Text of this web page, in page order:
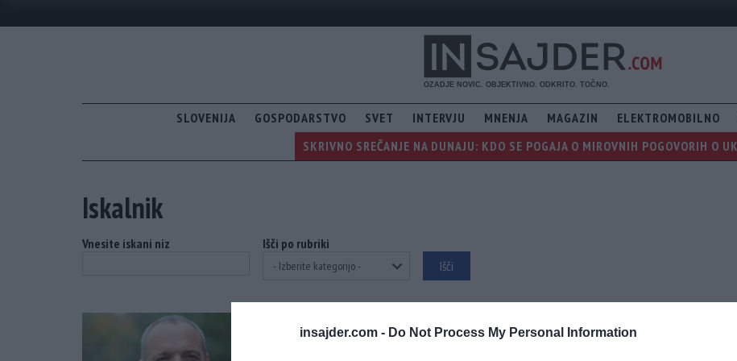
insajder.com - Do Not Process My Personal Information
SLOVENIJA GOSPODARSTVO SVET INTERVJU MNENJA MAGAZIN ELEKTROMOBILNO
SKRIVNO SREČANJE NA DUNAJU: KDO SE POGAJA O MIROVNIH POGOVORIH O
Iskalnik
Vnesite iskani niz Išči po rubriki